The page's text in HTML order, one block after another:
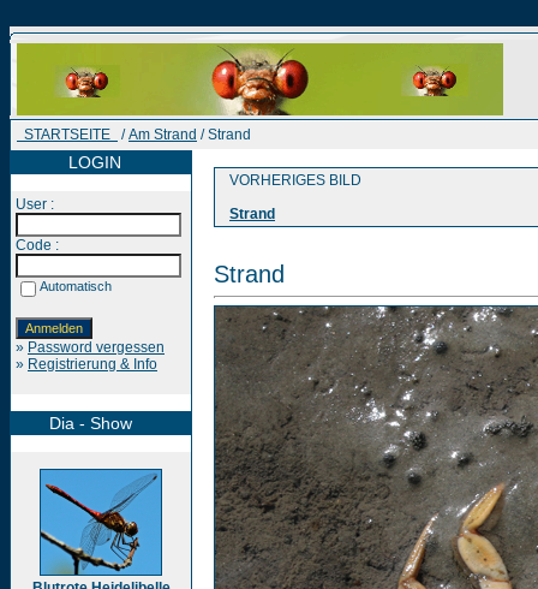
STARTSEITE /Am Strand / Strand
LOGIN
User :
Code :
Automatisch
» Password vergessen
» Registrierung & Info
Dia - Show
VORHERIGES BILD
Strand
Strand